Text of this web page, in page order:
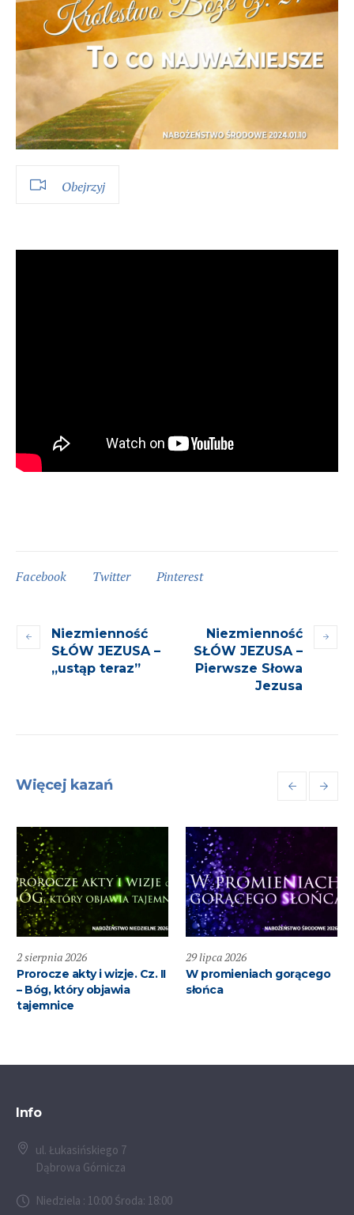
Obejrzyj
Facebook Twitter Pinterest
Niezmienność
SŁÓW JEZUSA –
„ustąp teraz”
Niezmienność
SŁÓW JEZUSA –
Pierwsze Słowa
Jezusa
Więcej kazań
2 sierpnia 2026
Prorocze akty i wizje. Cz. II
– Bóg, który objawia
tajemnice
29 lipca 2026
W promieniach gorącego
słońca
Info
ul. Łukasińskiego 7
Dąbrowa Górnicza
Niedziela : 10:00 Środa: 18:00